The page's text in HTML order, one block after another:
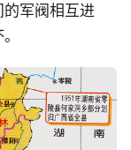
军阀相互进